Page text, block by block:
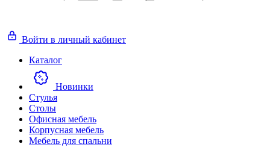
Войти в личный кабинет
Каталог
Новинки
Стулья
Столы
Офисная мебель
Корпусная мебель
Мебель для спальни